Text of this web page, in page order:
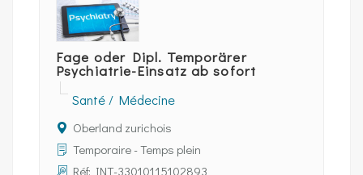
Fage oder Dipl. Temporärer
Psychiatrie-Einsatz ab sofort
Santé / Médecine
Oberland zurichois
Temporaire - Temps plein
Réf: INT-33010115102893